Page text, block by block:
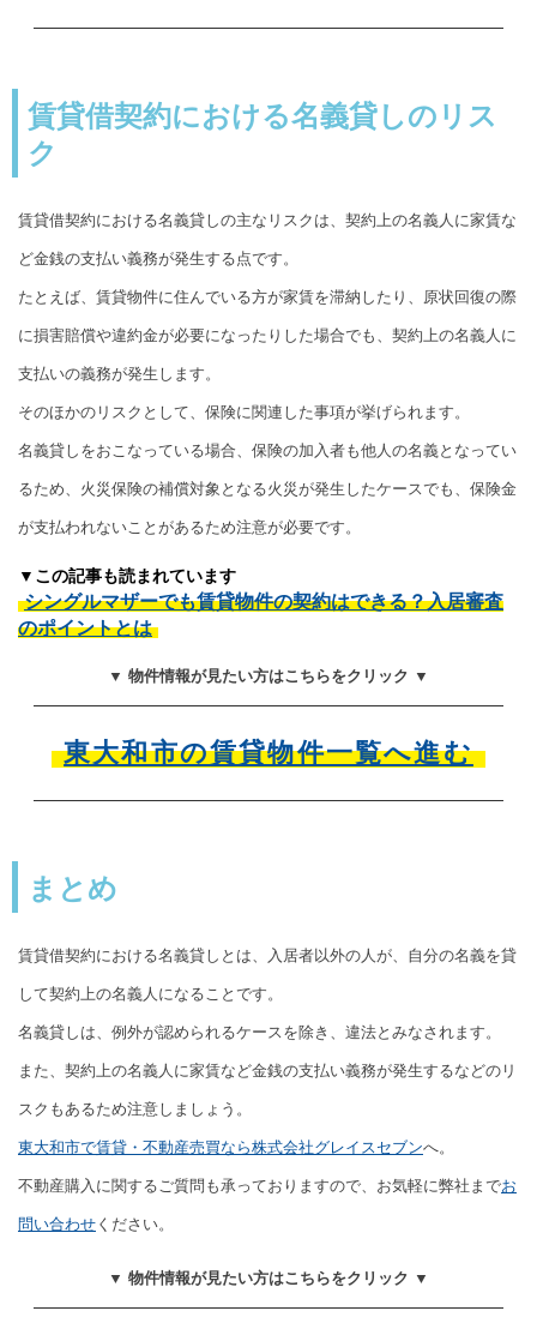
賃貸借契約における名義貸しのリス
ク
賃貸借契約における名義貸しの主なリスクは、契約上の名義人に家賃な
ど金銭の支払い義務が発生する点です。
たとえば、賃貸物件に住んでいる方が家賃を滞納したり、原状回復の際
に損害賠償や違約金が必要になったりした場合でも、契約上の名義人に
支払いの義務が発生します。
そのほかのリスクとして、保険に関連した事項が挙げられます。
名義貸しをおこなっている場合、保険の加入者も他人の名義となってい
るため、火災保険の補償対象となる火災が発生したケースでも、保険金
が支払われないことがあるため注意が必要です。
▼この記事も読まれています
シングルマザーでも賃貸物件の契約はできる？入居審査
のポイントとは
▼ 物件情報が見たい方はこちらをクリック ▼
東大和市の賃貸物件一覧へ進む
まとめ
賃貸借契約における名義貸しとは、入居者以外の人が、自分の名義を貸
して契約上の名義人になることです。
名義貸しは、例外が認められるケースを除き、違法とみなされます。
また、契約上の名義人に家賃など金銭の支払い義務が発生するなどのリ
スクもあるため注意しましょう。
東大和市で賃貸・不動産売買なら株式会社グレイスセブンへ。
不動産購入に関するご質問も承っておりますので、お気軽に弊社までお
問い合わせ ください。
▼ 物件情報が見たい方はこちらをクリック ▼